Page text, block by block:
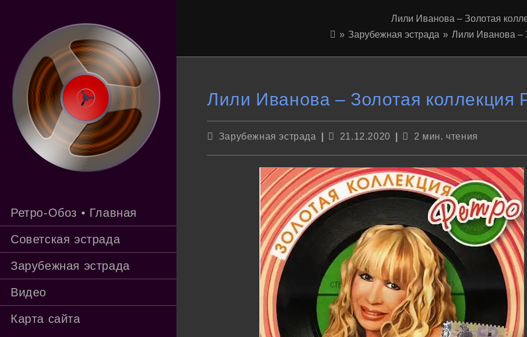
Ретро-Обоз • Главная
Советская эстрада
Зарубежная эстрада
Видео
Карта сайта
Лили Иванова – Золотая
» Зарубежная эстрада » Лили Иванова –
Лили Иванова – Золотая коллекция
Рубрика
Зарубежная эстрада
Запись
21.12.2020
Время2 мин. чтения